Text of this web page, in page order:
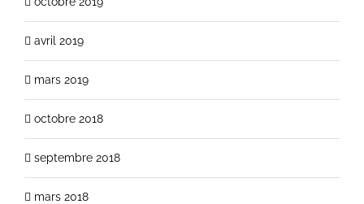
avril 2019
mars 2019
octobre 2018
septembre 2018
mars 2018